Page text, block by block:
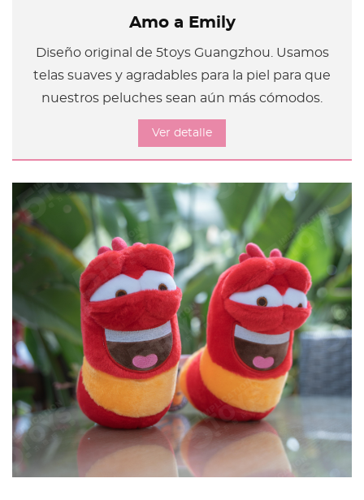
Amo a Emily
Diseño original de 5toys Guangzhou. Usamos
telas suaves y agradables para la piel para que
nuestros peluches sean aún más cómodos.
Ver detalle